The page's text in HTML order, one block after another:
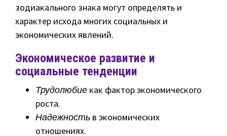
зодиакального знака могут определять и
характер исхода многих социальных и
экономических явлений.
Экономическое развитие и
социальные тенденции
Трудолюбие как фактор экономического
роста.
Надежность в экономических
отношениях.